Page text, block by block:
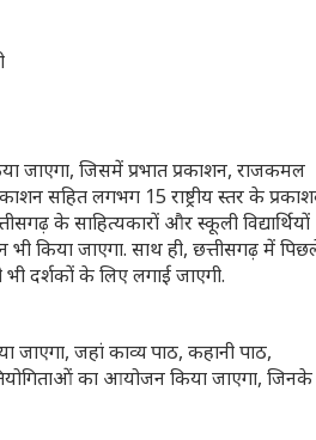
जिसमें प्रभात प्रकाशन, राजकमल
सहित लगभग 15 राष्ट्रीय स्तर के
के साहित्यकारों और स्कूली विद्यार्थियों
भी किया जाएगा. साथ ही, छत्तीसगढ़ में
दर्शकों के लिए लगाई जाएगी.
जहां काव्य पाठ, कहानी पाठ,
का आयोजन किया जाएगा, जिनके